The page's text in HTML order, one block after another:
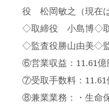
役 松岡敏之（現在
◇取締役 小島博◇
◇監査役勝山由美◇
⑥営業収益：11.61億
⑦受取手数料：11.61
⑧兼業業務：・生命